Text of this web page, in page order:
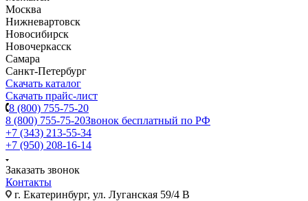
Москва
Нижневартовск
Новосибирск
Новочеркасск
Самара
Санкт-Петербург
Скачать каталог
Скачать прайс-лист
8 (800) 755-75-20
8 (800) 755-75-20Звонок бесплатный по РФ
+7 (343) 213-55-34
+7 (950) 208-16-14
Заказать звонок
Контакты
г. Екатеринбург, ул. Луганская 59/4 В